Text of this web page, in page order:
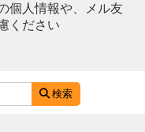
個人情報や、メル友
ください
検索